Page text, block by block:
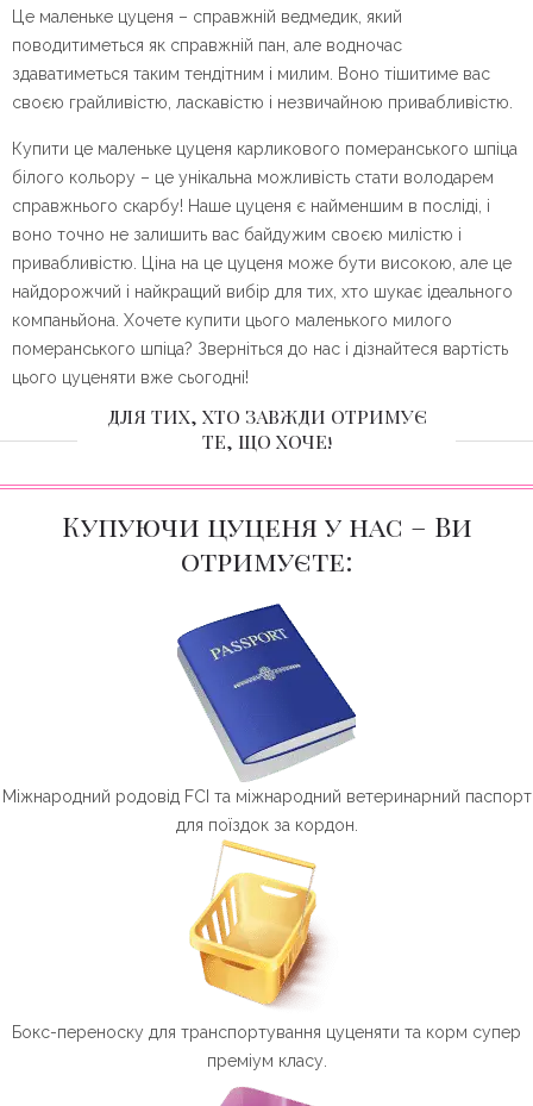
Це маленьке цуценя – справжній ведмедик, який
поводитиметься як справжній пан, але водночас
здаватиметься таким тендітним і милим. Воно тішитиме вас
своєю грайливістю, ласкавістю і незвичайною привабливістю.
Купити це маленьке цуценя карликового померанського шпіца
білого кольору – це унікальна можливість стати володарем
справжнього скарбу! Наше цуценя є найменшим в посліді, і
воно точно не залишить вас байдужим своєю милістю і
привабливістю. Ціна на це цуценя може бути високою, але це
найдорожчий і найкращий вибір для тих, хто шукає ідеального
компаньйона. Хочете купити цього маленького милого
померанського шпіца? Зверніться до нас і дізнайтеся вартість
цього цуценяти вже сьогодні!
ДЛЯ ТИХ, ХТО ЗАВЖДИ ОТРИМУЄ
ТЕ, ЩО ХОЧЕ!
Купуючи цуценя у нас – Ви
отримуєте:
Міжнародний родовід FCI та міжнародний ветеринарний паспорт
для поїздок за кордон.
Бокс-переноску для транспортування цуценяти та корм супер
преміум класу.